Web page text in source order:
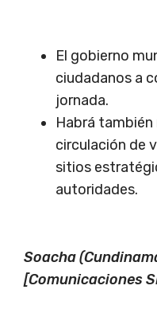
El gobierno
ciudadanos a
jornada.
Habrá
circulación de
sitios
autoridades.
Soacha
[Comunicaciones